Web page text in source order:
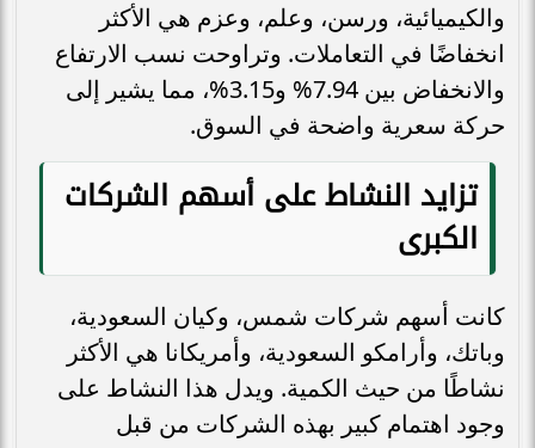
والكيميائية، ورسن، وعلم، وعزم هي الأكثر
انخفاضًا في التعاملات. وتراوحت نسب الارتفاع
والانخفاض بين 7.94% و3.15%، مما يشير إلى
حركة سعرية واضحة في السوق.
تزايد النشاط على أسهم الشركات
الكبرى
كانت أسهم شركات شمس، وكيان السعودية،
وباتك، وأرامكو السعودية، وأمريكانا هي الأكثر
نشاطًا من حيث الكمية. ويدل هذا النشاط على
وجود اهتمام كبير بهذه الشركات من قبل